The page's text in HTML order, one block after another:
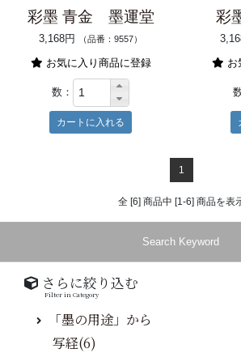
彩墨 青金 墨運堂
3,168円 （品番：9557）
お気に入り商品に登録
数：
彩
お
1
全 [6] 商品中 [1-6] 商品を表
さらに絞り込む
Filter in Category
「墨の用途」から
写経(6)